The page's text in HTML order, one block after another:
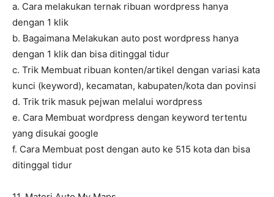
a. Cara melakukan ternak ribuan wordpress hanya
dengan 1 klik
b. Bagaimana Melakukan auto post wordpress hanya
dengan 1 klik dan bisa ditinggal tidur
c. Trik Membuat ribuan konten/artikel dengan variasi kata
kunci (keyword), kecamatan, kabupaten/kota dan povinsi
d. Trik trik masuk pejwan melalui wordpress
e. Cara Membuat wordpress dengan keyword tertentu
yang disukai google
f. Cara Membuat post dengan auto ke 515 kota dan bisa
ditinggal tidur